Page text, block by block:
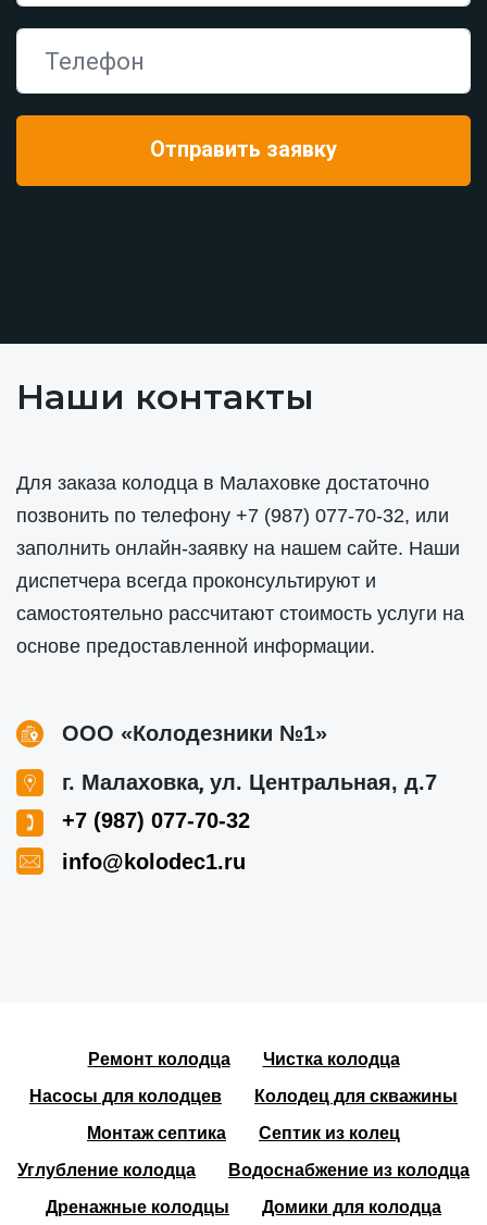
Наши контакты
Для заказа колодца в Малаховке достаточно
позвонить по телефону +7 (987) 077-70-32, или
заполнить онлайн-заявку на нашем сайте. Наши
диспетчера всегда проконсультируют и
самостоятельно рассчитают стоимость услуги на
основе предоставленной информации.
ООО «Колодезники №1»
г. Малаховка, ул. Центральная, д.7
+7 (987) 077-70-32
info@kolodec1.ru
Ремонт колодца
Чистка колодца
Насосы для колодцев
Колодец для скважины
Монтаж септика
Септик из колец
Углубление колодца
Водоснабжение из колодца
Дренажные колодцы
Домики для колодца